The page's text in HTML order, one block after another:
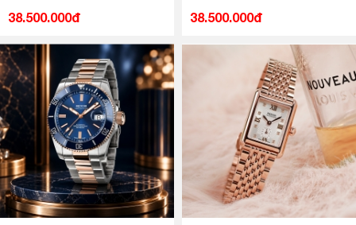
38.500.000đ 38.500.000đ